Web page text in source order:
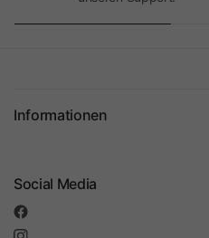
Informationen
Social Media